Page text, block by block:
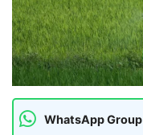
WhatsApp Group